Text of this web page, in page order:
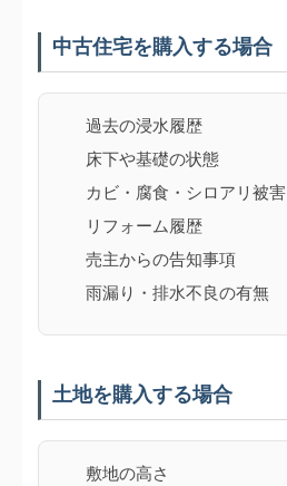
中古住宅を購入する場合
過去の浸水履歴
床下や基礎の状態
カビ・腐食・シロアリ被害
リフォーム履歴
売主からの告知事項
雨漏り・排水不良の有無
土地を購入する場合
敷地の高さ